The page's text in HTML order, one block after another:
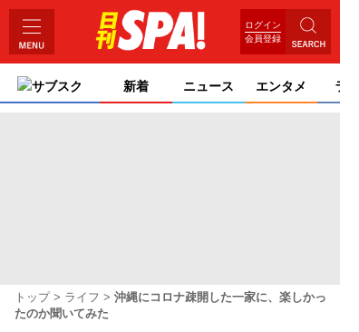
ログイン
会員登録
サブスク 新着 ニュース エンタメ ライ
トップ ライフ
沖縄にコロナ疎開した一家に、楽しかっ
たのか聞いてみた